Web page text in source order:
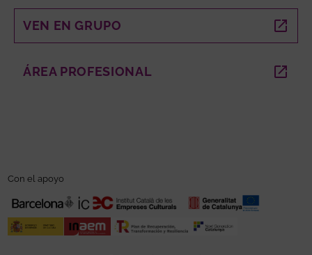
VEN EN GRUPO
ÁREA PROFESIONAL ABRE EN NUEVA VENTANA
Con el apoyo